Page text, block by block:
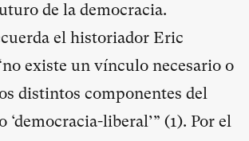
de la democracia.
el historiador Eric
existe un vínculo necesario o
distintos componentes del
‘democracia-liberal’” (1). Por el